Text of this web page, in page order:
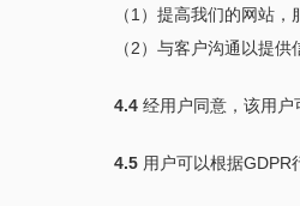
（1）提高我们的网站
（2）与客户沟通以提
4.4经用户同意，该用户
4.5用户可以根据GDPR